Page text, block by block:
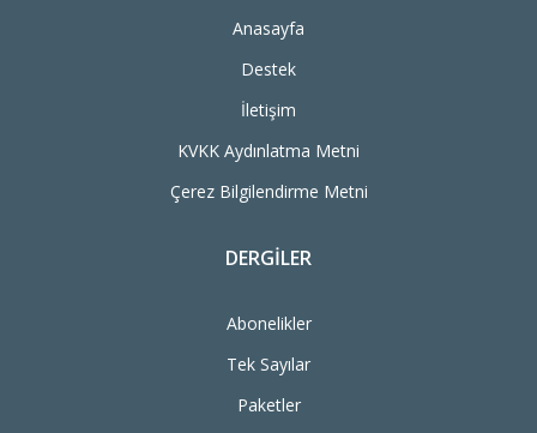
Anasayfa
Destek
İletişim
KVKK Aydınlatma Metni
Çerez Bilgilendirme Metni
DERGILER
Abonelikler
Tek Sayılar
Paketler